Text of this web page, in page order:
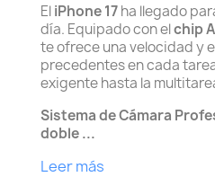
EliPhone 17ha llegado
día. Equipado con elchip
te ofrece una velocidad y
precedentes en cada
exigente hasta la
Sistema de Cámara
doble ...
Leer más